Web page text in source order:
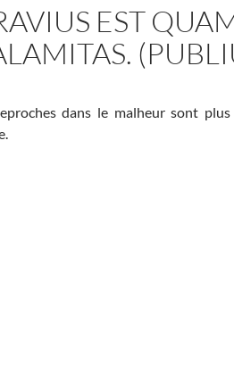
EST
dans le malheur sont